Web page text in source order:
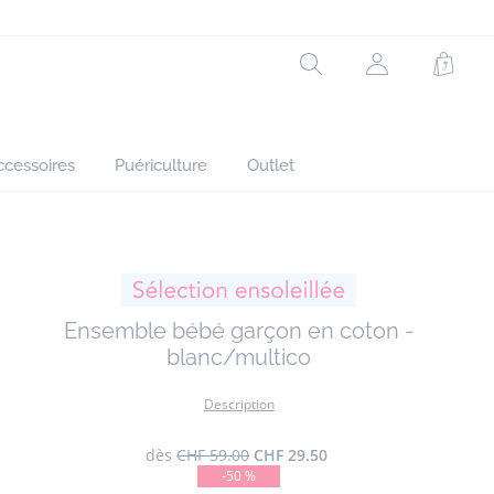
Rechercher
Mon
Puériculture Outlet
Ensemble bébé garçon en coton -
blanc/multico
Description
dès CHF 59.00 CHF 29.50
-50 %